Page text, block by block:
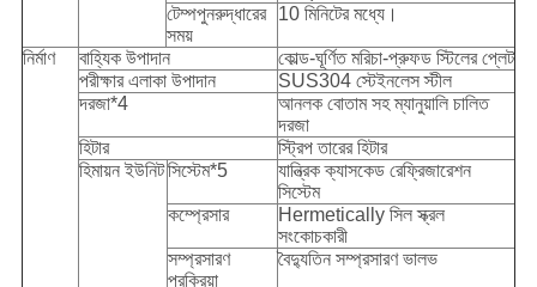
টেম্পপুনরুদ্ধারের
সময়
10 মিনিটের মধ্যে।
নির্মাণ বাহ্যিক উপাদান
কোল্ড-ঘূর্ণিত মরিচা-প্রুফড স্টিলের প্লেট
পরীক্ষার এলাকা উপাদান
SUS304 স্টেইনলেস স্টীল
দরজা*4
আনলক বোতাম সহ ম্যানুয়ালি চালিত
দরজা
হিটার
স্ট্রিপ তারের হিটার
হিমায়ন ইউনিটসিস্টেম*5
যান্ত্রিক ক্যাসকেড রেফ্রিজারেশন
সিস্টেম
কম্প্রেসার
Hermetically সিল স্ক্রল
সংকোচকারী
সম্প্রসারণ
প্রক্রিয়া
বৈদ্যুতিন সম্প্রসারণ ভালভ